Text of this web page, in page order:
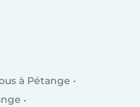
à Pétange